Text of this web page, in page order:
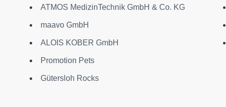
ATMOS MedizinTechnik GmbH & Co. KG
maavo GmbH
ALOIS KOBER GmbH
Promotion Pets
Gütersloh Rocks